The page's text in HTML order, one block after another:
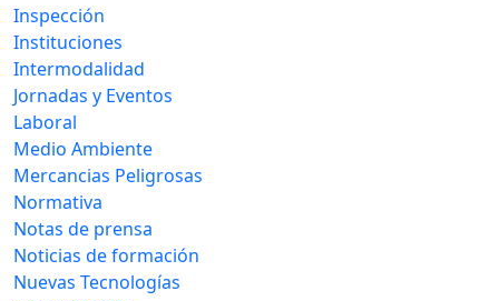
Inspección
Instituciones
Intermodalidad
Jornadas y Eventos
Laboral
Medio Ambiente
Mercancias Peligrosas
Normativa
Notas de prensa
Noticias de formación
Nuevas Tecnologías